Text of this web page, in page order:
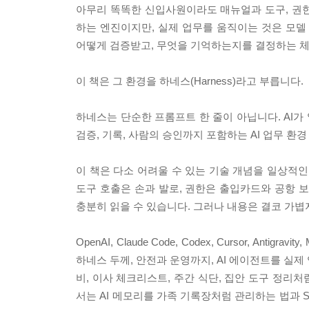
아무리 똑똑한 신입사원이라도 매뉴얼과 도구,
하는 엔진이지만, 실제 업무를 움직이는 것은 모
어떻게 검증받고, 무엇을 기억하는지를 결정하는
이 책은 그 환경을 하네스(Harness)라고 부릅니다.
하네스는 단순한 프롬프트 한 줄이 아닙니다. AI
검증, 기록, 사람의 승인까지 포함하는 AI 업무 환
이 책은 다소 어려울 수 있는 기술 개념을 일상적
도구 호출은 손과 발로, 권한은 출입카드와 공항
충분히 읽을 수 있습니다. 그러나 내용은 결코 가볍
OpenAI, Claude Code, Codex, Cursor,
하네스 두께, 안전과 운영까지, AI 에이전트를 실
비, 이사 체크리스트, 주간 식단, 집안 도구 정리
서는 AI 메모리를 가족 기록장처럼 관리하는 법과